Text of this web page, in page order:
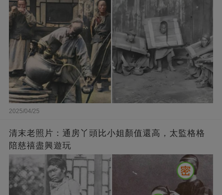
2025/04/25
清末老照片：通房丫頭比小姐顏值還高，太監格格
陪慈禧盡興遊玩